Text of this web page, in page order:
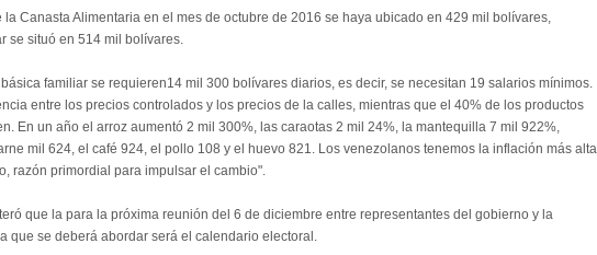
Canasta Alimentaria en el mes de octubre de 2016 se haya ubicado en 429 mil bolívares,
se situó en 514 mil bolívares.
familiar se requieren14 mil 300 bolívares diarios, es decir, se necesitan 19 salarios mínimos.
entre los precios controlados y los precios de la calles, mientras que el 40% de los productos
En un año el arroz aumentó 2 mil 300%, las caraotas 2 mil 24%, la mantequilla 7 mil 922%,
mil 624, el café 924, el pollo 108 y el huevo 821. Los venezolanos tenemos la inflación más alta
razón primordial para impulsar el cambio".
que la para la próxima reunión del 6 de diciembre entre representantes del gobierno y la
que se deberá abordar será el calendario electoral.